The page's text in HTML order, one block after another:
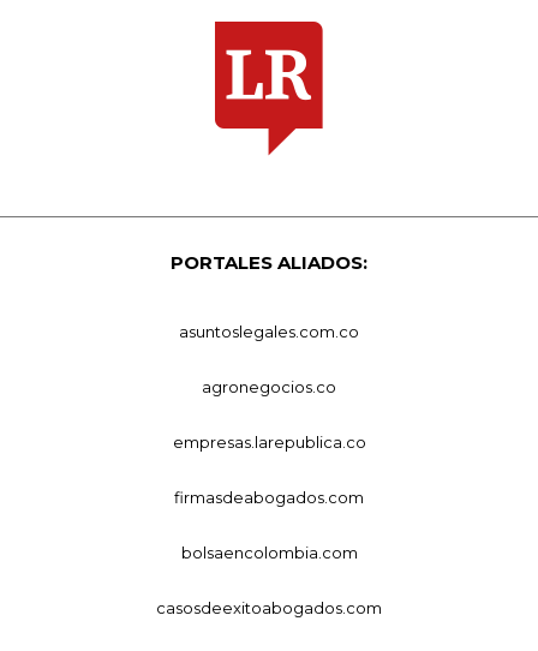
PORTALES ALIADOS:
asuntoslegales.com.co
agronegocios.co
empresas.larepublica.co
firmasdeabogados.com
bolsaencolombia.com
casosdeexitoabogados.com